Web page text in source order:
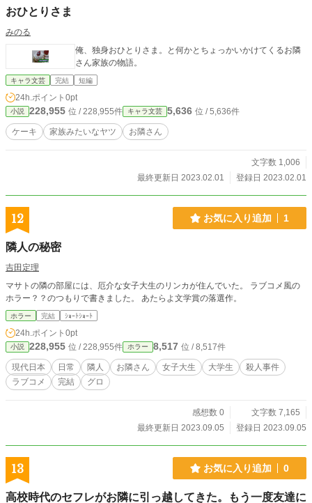
おひとりさま
みのる
俺、独身おひとりさま。と何かとちょっかいかけてくるお隣
さん家族の物語。
キャラ文芸 完結 短編
24h.ポイント 0pt
小説 228,955 位 / 228,955件 キャラ文芸 5,636 位 / 5,636件
ケーキ 家族みたいなヤツ お隣さん
文字数 1,006
最終更新日 2023.02.01
登録日 2023.02.01
12 お気に入り追加 1
隣人の秘密
吉田定理
マサトの隣の部屋には、厄介な女子大生のリンカが住んでいた。 ラブコメ風の
ホラー？？のつもりで書きました。 あたらよ文学賞の落選作。
ホラー 完結 ｼｮｰﾄｼｮｰﾄ
24h.ポイント 0pt
小説 228,955 位 / 228,955件 ホラー 8,517 位 / 8,517件
現代日本 日常 隣人 お隣さん 女子大生 大学生
殺人事件
ラブコメ
完結 グロ
感想数 0
文字数 7,165
最終更新日 2023.09.05
登録日 2023.09.05
13 お気に入り追加 0
高校時代のセフレがお隣に引っ越してきた。もう一度友達に